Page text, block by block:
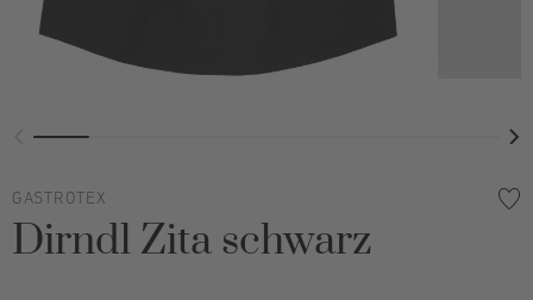
GASTROTEX
Dirndl Zita schwarz